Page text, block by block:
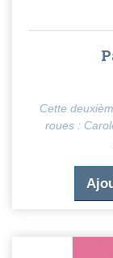
Cette
roues :